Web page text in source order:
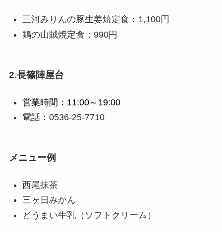
三河みりんの豚生姜焼定食：1,100円
鶏の山賊焼定食：990円
2.長篠陣屋台
営業時間：11:00～19:00
電話：0536-25-7710
メニュー例
西尾抹茶
三ヶ日みかん
どうまい牛乳（ソフトクリーム）